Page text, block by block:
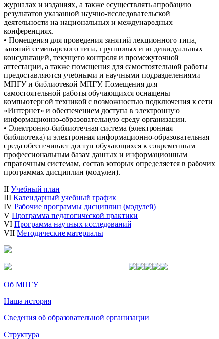
журналах и изданиях, а также осуществлять апробацию
результатов указанной научно-исследовательской
деятельности на национальных и международных
конференциях.
• Помещения для проведения занятий лекционного типа,
занятий семинарского типа, групповых и индивидуальных
консультаций, текущего контроля и промежуточной
аттестации, а также помещения для самостоятельной работы
предоставляются учебными и научными подразделениями
МПГУ и библиотекой МПГУ. Помещения для
самостоятельной работы обучающихся оснащены
компьютерной техникой с возможностью подключения к сети
«Интернет» и обеспечением доступа в электронную
информационно-образовательную среду организации.
• Электронно-библиотечная система (электронная
библиотека) и электронная информационно-образовательная
среда обеспечивает доступ обучающихся к современным
профессиональным базам данных и информационным
справочным системам, состав которых определяется в рабочих
программах дисциплин (модулей).
II Учебный план
III Календарный учебный график
IV Рабочие программы дисциплин (модулей)
V Программа педагогической практики
VI Программа научных исследований
VII Методические материалы
Об МПГУ
Наша история
Сведения об образовательной организации
Структура